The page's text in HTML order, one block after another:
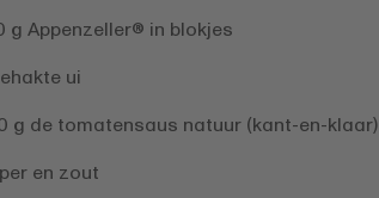
g Appenzeller® in blokjes
ui
g de tomatensaus natuur (kant-en-klaar)
en zout